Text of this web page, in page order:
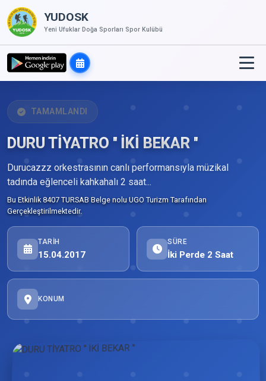
YUDOSK
Yeni Ufuklar Doğa Sporları Spor Kulübü
TAMAMLANDI
DURU TİYATRO '' İKİ BEKAR ''
Durucazzz orkestrasının canlı performansıyla müzikal
tadında eğlenceli kahkahalı 2 saat...
Bu Etkinlik 8407 TURSAB Belge nolu UGO Turizm Tarafından
Gerçekleştirilmektedir.
TARIH
15.04.2017
SÜRE
İki Perde 2 Saat
KONUM